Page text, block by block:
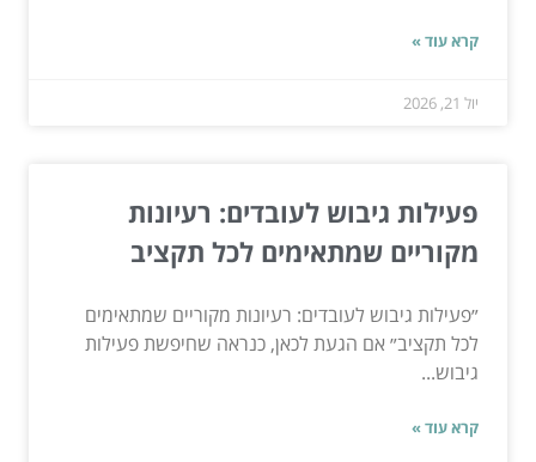
קרא עוד »
יול 21, 2026
פעילות גיבוש לעובדים: רעיונות
מקוריים שמתאימים לכל תקציב
״פעילות גיבוש לעובדים: רעיונות מקוריים שמתאימים
לכל תקציב״ אם הגעת לכאן, כנראה שחיפשת פעילות
גיבוש...
קרא עוד »